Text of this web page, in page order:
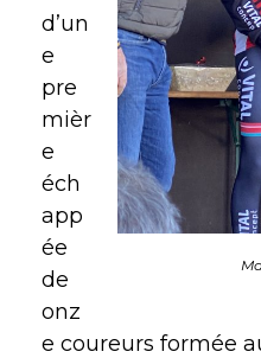
d’un
e
pre
mièr
e
éch
app
ée
de
onz
e coureurs formée